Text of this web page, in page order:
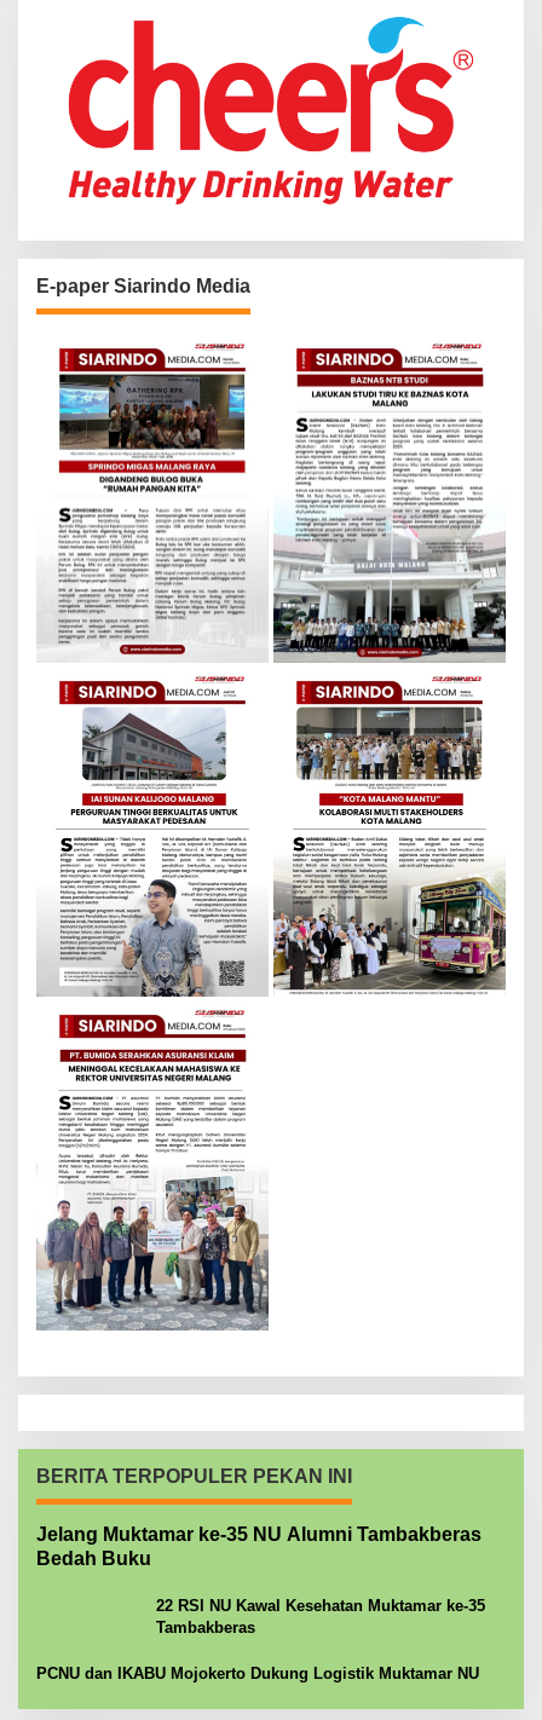
E-paper Siarindo Media
BERITA TERPOPULER PEKAN INI
Jelang Muktamar ke-35 NU Alumni Tambakberas
Bedah Buku
22 RSI NU Kawal Kesehatan Muktamar ke-35
Tambakberas
PCNU dan IKABU Mojokerto Dukung Logistik Muktamar NU